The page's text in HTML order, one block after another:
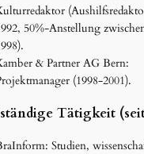
50%-Anstellung
& Partner AG Bern:
(1998-2001).
Tätigkeit
Studien,